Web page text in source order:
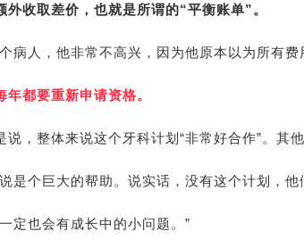
收取差价，也就是所谓的“平衡账单”。
病人，他非常不高兴，因为他原本以为所有费
都要重新申请资格。
，整体来说这个牙科计划“非常好合作”。其
是个巨大的帮助。说实话，没有这个计划，他
定也会有成长中的小问题。”